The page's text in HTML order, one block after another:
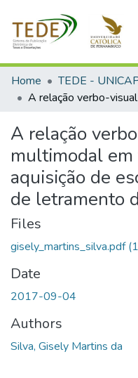
Communities &
All of DSpace
Home TEDE -
A relação
multimodal em
aquisição de
de letramento
Files
gisely_martins_silva.pdf
Date
2017-09-04
Authors
Silva, Gisely Martins da